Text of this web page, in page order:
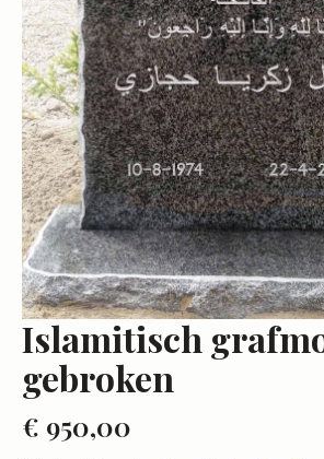
Islamitisch
gebroken
€ 950,00